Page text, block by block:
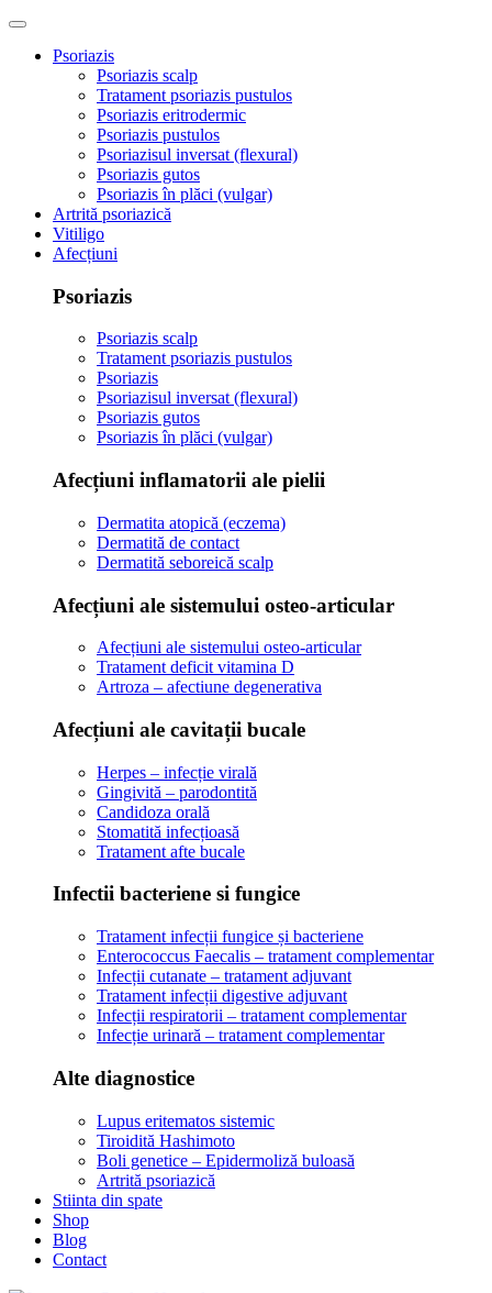
Psoriazis
Psoriazis scalp
Tratament psoriazis pustulos
Psoriazis eritrodermic
Psoriazis pustulos
Psoriazisul inversat (flexural)
Psoriazis gutos
Psoriazis în plăci (vulgar)
Artrită psoriazică
Vitiligo
Afecțiuni
Psoriazis
Psoriazis scalp
Tratament psoriazis pustulos
Psoriazis
Psoriazisul inversat (flexural)
Psoriazis gutos
Psoriazis în plăci (vulgar)
Afecțiuni inflamatorii ale pielii
Dermatita atopică (eczema)
Dermatită de contact
Dermatită seboreică scalp
Afecțiuni ale sistemului osteo-articular
Afecțiuni ale sistemului osteo-articular
Tratament deficit vitamina D
Artroza – afectiune degenerativa
Afecțiuni ale cavitații bucale
Herpes – infecție virală
Gingivită – parodontită
Candidoza orală
Stomatită infecțioasă
Tratament afte bucale
Infectii bacteriene si fungice
Tratament infecții fungice și bacteriene
Enterococcus Faecalis – tratament complementar
Infecții cutanate – tratament adjuvant
Tratament infecții digestive adjuvant
Infecții respiratorii – tratament complementar
Infecție urinară – tratament complementar
Alte diagnostice
Lupus eritematos sistemic
Tiroidită Hashimoto
Boli genetice – Epidermoliză buloasă
Artrită psoriazică
Stiinta din spate
Shop
Blog
Contact